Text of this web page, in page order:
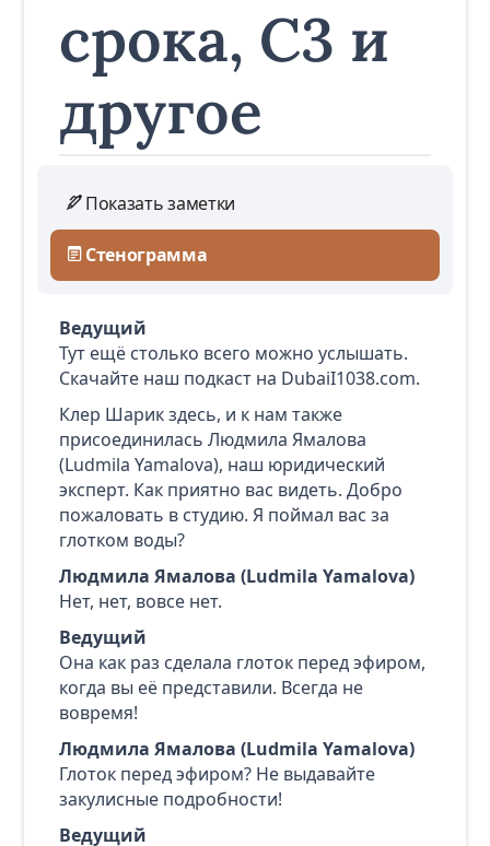
срока, C3 и
другое
Показать заметки
Стенограмма
Ведущий
Тут ещё столько всего можно услышать.
Скачайте наш подкаст на DubaiI1038.com.
Клер Шарик здесь, и к нам также
присоединилась Людмила Ямалова
(Ludmila Yamalova), наш юридический
эксперт. Как приятно вас видеть. Добро
пожаловать в студию. Я поймал вас за
глотком воды?
Людмила Ямалова (Ludmila Yamalova)
Нет, нет, вовсе нет.
Ведущий
Она как раз сделала глоток перед эфиром,
когда вы её представили. Всегда не
вовремя!
Людмила Ямалова (Ludmila Yamalova)
Глоток перед эфиром? Не выдавайте
закулисные подробности!
Ведущий